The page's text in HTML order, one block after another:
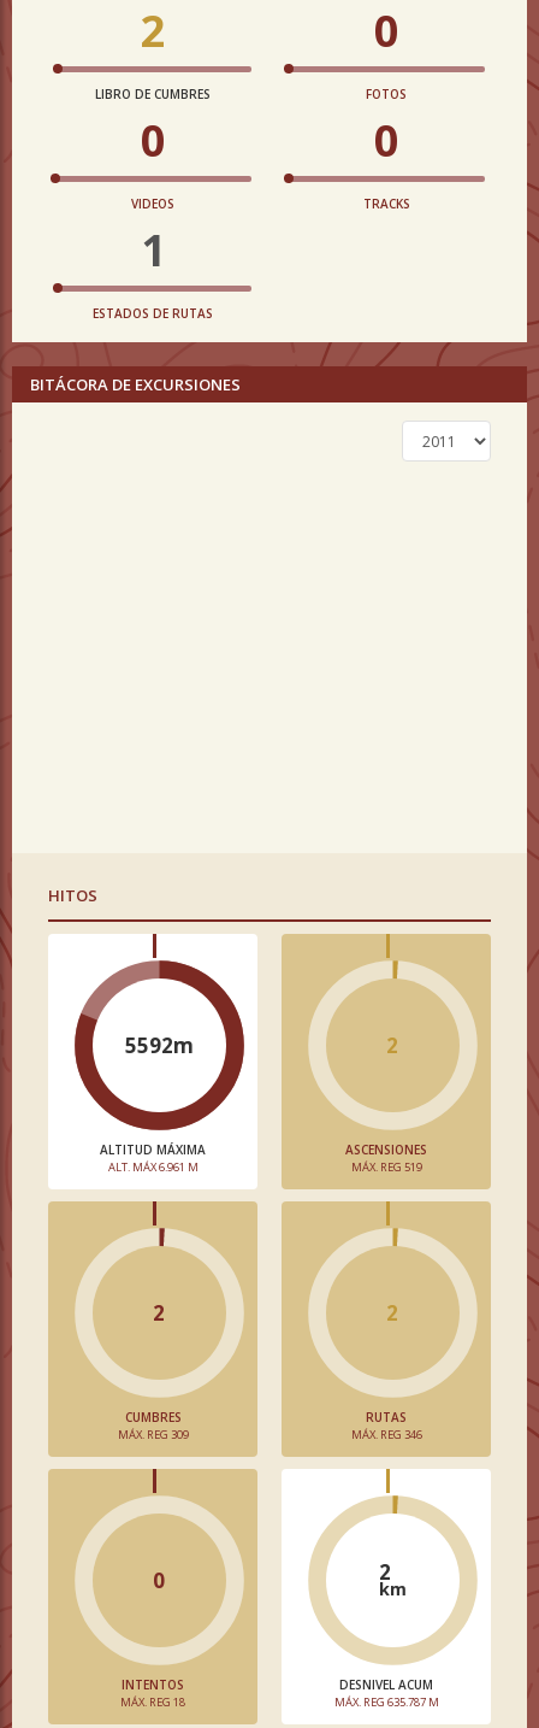
2
LIBRO DE CUMBRES
0
FOTOS
0
VIDEOS
0
TRACKS
1
ESTADOS DE RUTAS
BITÁCORA DE EXCURSIONES
HITOS
5592m
ALTITUD MÁXIMA
ALT. MÁX 6.961 M
2
ASCENSIONES
MÁX. REG 519
2
CUMBRES
MÁX. REG 309
2
RUTAS
MÁX. REG 346
0
INTENTOS
MÁX. REG 18
2
km
DESNIVEL ACUM
MÁX. REG 635.787 M